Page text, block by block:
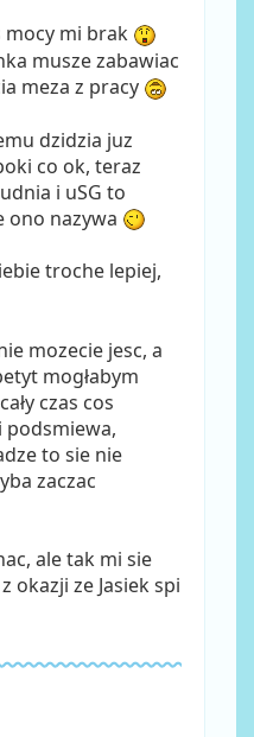
mocy mi brak
musze zabawiac
meza z pracy
dzidzia juz
co ok, teraz
i uSG to
ono nazywa
troche lepiej,
mozecie jesc, a
mogłabym
czas cos
podsmiewa,
to sie nie
zaczac
ale tak mi sie
okazji ze Jasiek spi